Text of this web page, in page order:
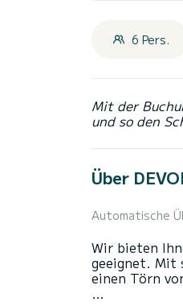
6 Pers.
Mit der
und so den
Über
Automatische
Wir bieten
geeignet. Mit
einen Törn